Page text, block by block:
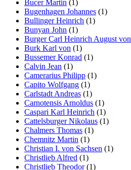
Bucer Martin (1)
Bugenhagen Johannes (1)
Bullinger Heinrich (1)
Bunyan John (1)
Burger Carl Heinrich August von
Burk Karl von (1)
Bussemer Konrad (1)
Calvin Jean (1)
Camerarius Philipp (1)
Capito Wolfgang (1)
Carlstadt Andreas (1)
Carnotensis Arnoldus (1)
Caspari Karl Heinrich (1)
Cattelsburger Nikolaus (1)
Chalmers Thomas (1)
Chemnitz Martin (1)
Christian I. von Sachsen (1)
Christlieb Alfred (1)
Christlieb Theodor(1)